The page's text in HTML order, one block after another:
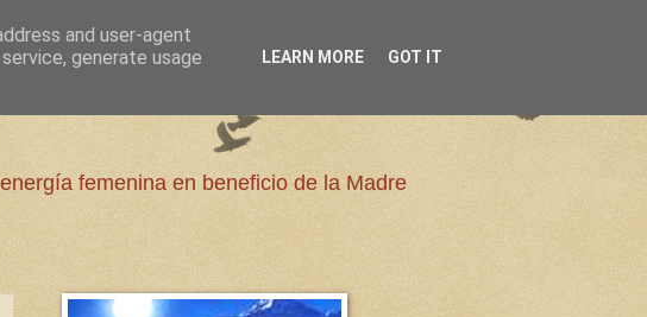
femenina en beneficio de la Madre
and user-agent
generate usage
LEARN MORE GOT IT